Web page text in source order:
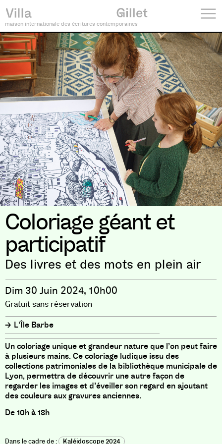
maison internationale des écritures contemporaines
Coloriage géant et
participatif
Des livres et des mots en plein air
Dim 30 Juin 2024, 10h00
Gratuit sans réservation
L'Île Barbe
Un coloriage unique et grandeur nature que l’on peut faire
à plusieurs mains. Ce coloriage ludique issu des
collections patrimoniales de la bibliothèque municipale de
Lyon, permettra de découvrir une autre façon de
regarder les images et d’éveiller son regard en ajoutant
des couleurs aux gravures anciennes.
De 10h à 18h
Kaléidoscope 2024